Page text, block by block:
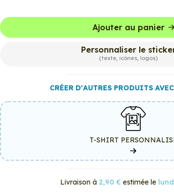
Ajouter au panier
Personnaliser le
(texte, icônes, logos)
CRÉER D'AUTRES PRODUITS
T-SHIRT
Livraison à 2,90 € estimée le